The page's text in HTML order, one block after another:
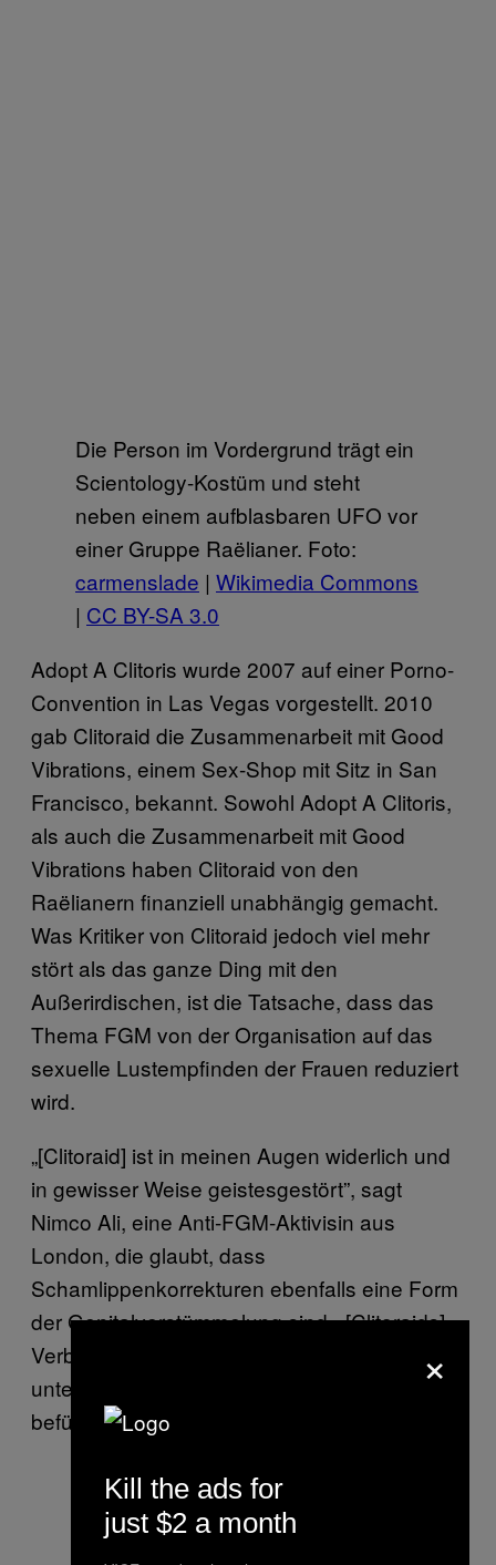
Die Person im Vordergrund trägt ein
Scientology-Kostüm und steht
neben einem aufblasbaren UFO vor
einer Gruppe Raëlianer. Foto:
carmenslade | Wikimedia Commons
| CC BY-SA 3.0
Adopt A Clitoris wurde 2007 auf einer Porno-
Convention in Las Vegas vorgestellt. 2010
gab Clitoraid die Zusammenarbeit mit Good
Vibrations, einem Sex-Shop mit Sitz in San
Francisco, bekannt. Sowohl Adopt A Clitoris,
als auch die Zusammenarbeit mit Good
Vibrations haben Clitoraid von den
Raëlianern finanziell unabhängig gemacht.
Was Kritiker von Clitoraid jedoch viel mehr
stört als das ganze Ding mit den
Außerirdischen, ist die Tatsache, dass das
Thema FGM von der Organisation auf das
sexuelle Lustempfinden der Frauen reduziert
wird.
„[Clitoraid] ist in meinen Augen widerlich und
in gewisser Weise geistesgestört”, sagt
Nimco Ali, eine Anti-FGM-Aktivisin aus
London, die glaubt, dass
Schamlippenkorrekturen ebenfalls eine Form
der Genitalverstümmelung sind. „[Clitoraids]
Verbindung zur Pornoindustrie, die FGM
unter dem Deckmantel der Labioplastie
befürwortet, ist mehr als beunruhigend.”
×
Kill the ads for
just $2 a month